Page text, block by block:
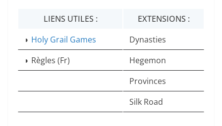
LIENS UTILES :
EXTENSIONS :
◗ Holy Grail Games
Dynasties
◗ Règles (Fr)
Hegemon
Provinces
Silk Road